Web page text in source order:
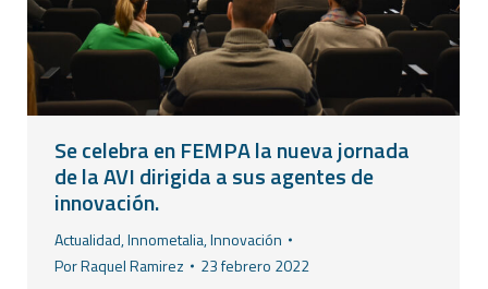
Se celebra en FEMPA la nueva jornada
de la AVI dirigida a sus agentes de
innovación.
Actualidad,Innometalia,Innovación
PorRaquel Ramirez 23 febrero 2022